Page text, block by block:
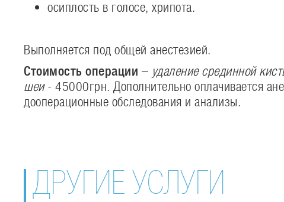
осиплость в голосе, хрипота.
Выполняется под общей анестезией.
Стоимость операции – удаление срединной
шеи- 45000грн. Дополнительно оплачивается
дооперационные обследования и анализы.
ДРУГИЕ УСЛУГИ